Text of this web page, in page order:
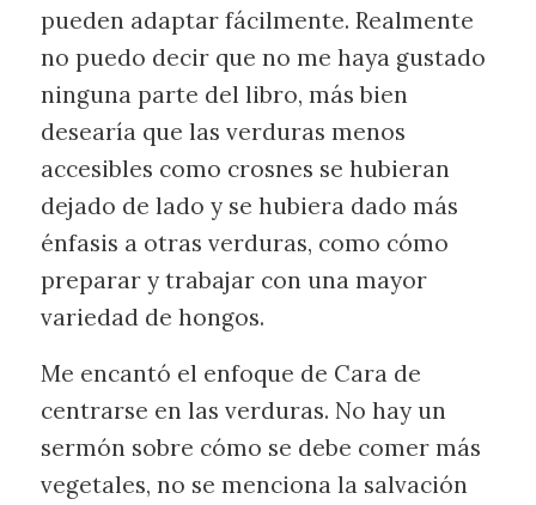
pueden adaptar fácilmente. Realmente
no puedo decir que no me haya gustado
ninguna parte del libro, más bien
desearía que las verduras menos
accesibles como crosnes se hubieran
dejado de lado y se hubiera dado más
énfasis a otras verduras, como cómo
preparar y trabajar con una mayor
variedad de hongos.
Me encantó el enfoque de Cara de
centrarse en las verduras. No hay un
sermón sobre cómo se debe comer más
vegetales, no se menciona la salvación